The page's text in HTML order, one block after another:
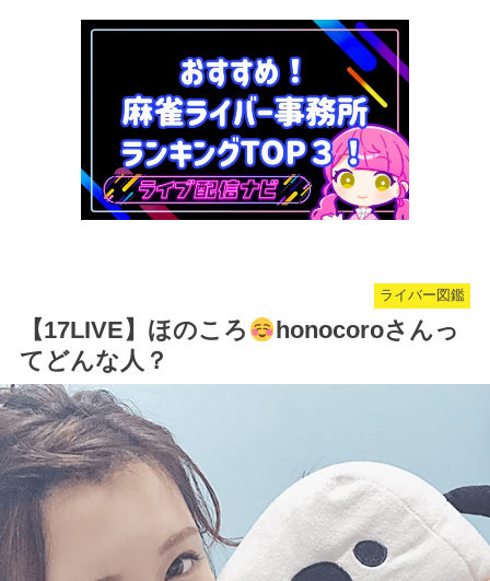
ライバー図鑑
【17LIVE】ほのころ
honocoroさんっ
てどんな人？